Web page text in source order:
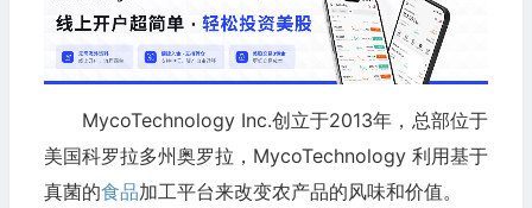
MycoTechnology Inc.创立于2013年，总部位于
美国科罗拉多州奥罗拉，MycoTechnology 利用基于
真菌的食品加工平台来改变农产品的风味和价值。